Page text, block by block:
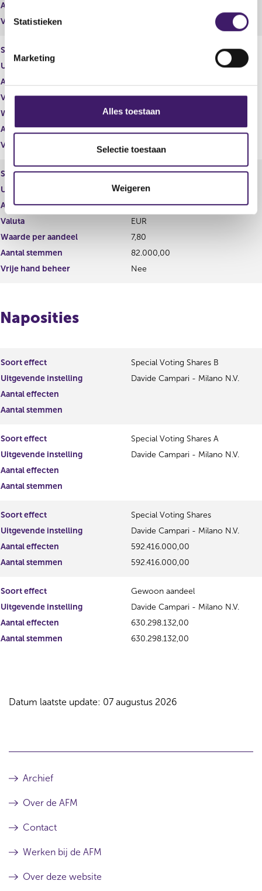
e
m
i
g
l
e
t
i
e
Statistieken
Marketing
Alles toestaan
Selectie toestaan
Weigeren
Aantal stemmen
Vrije hand beheer
Soort effect
Uitgevende instelling
Davide Campari - Milano N.V.
Aantal effecten
Valuta
EUR
Waarde per aandeel
9,00
Aantal stemmen
1.000,00
Vrije hand beheer
Nee
Soort effect
Gewoon aandeel
Uitgevende instelling
Davide Campari - Milano N.V.
Aantal effecten
82.000,00
Valuta
EUR
Waarde per aandeel
7,80
Aantal stemmen
82.000,00
Vrije hand beheer
Nee
Naposities
Soort effect
Special Voting Shares B
Uitgevende instelling
Davide Campari - Milano N.V.
Aantal effecten
Aantal stemmen
Soort effect
Special Voting Shares A
Uitgevende instelling
Davide Campari - Milano N.V.
Aantal effecten
Aantal stemmen
Soort effect
Special Voting Shares
Uitgevende instelling
Davide Campari - Milano N.V.
Aantal effecten
592.416.000,00
Aantal stemmen
592.416.000,00
Soort effect
Gewoon aandeel
Uitgevende instelling
Davide Campari - Milano N.V.
Aantal effecten
630.298.132,00
Aantal stemmen
630.298.132,00
Datum laatste update: 07 augustus 2026
Archief
Over de AFM
Contact
Werken bij de AFM
Over deze website